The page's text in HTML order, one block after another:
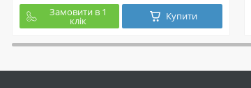
Замовити в 1
клік Купити